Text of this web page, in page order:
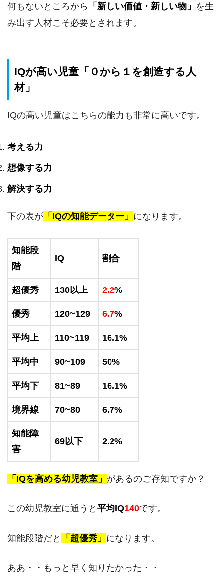
何もないところから 「新しい価値・新しい物」 を生
み出す人材こそ必要とされます。
IQが高い児童「０から１を創造する人
材」
IQの高い児童はこちらの能力も非常に高いです。
考える力
想像する力
解決する力
下の表が 「IQの知能データー」 になります。
知能段
階
IQ 割合
超優秀 130以上 2.2%
優秀 120~129 6.7%
平均上 110~119 16.1%
平均中 90~109 50%
平均下 81~89 16.1%
境界線 70~80 6.7%
知能障
害
69以下 2.2%
「IQを高める幼児教室」 があるのご存知ですか？
この幼児教室に通うと 平均IQ140です。
知能段階だと 「超優秀」 になります。
ああ・・もっと早く知りたかった・・